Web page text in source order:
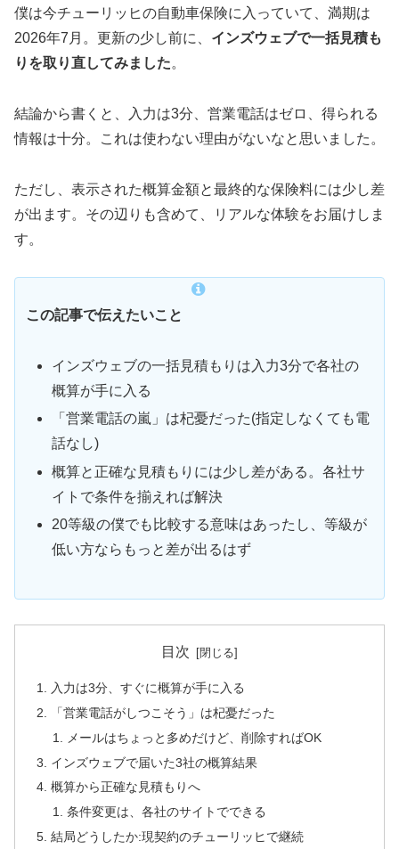
僕は今チューリッヒの自動車保険に入っていて、満期は
2026年7月。更新の少し前に、 インズウェブで一括見積も
りを取り直してみました。
結論から書くと、入力は3分、営業電話はゼロ、得られる
情報は十分。これは使わない理由がないなと思いました。
ただし、表示された概算金額と最終的な保険料には少し差
が出ます。その辺りも含めて、リアルな体験をお届けしま
す。
この記事で伝えたいこと
インズウェブの一括見積もりは入力3分で各社の
概算が手に入る
「営業電話の嵐」は杞憂だった(指定しなくても電
話なし)
概算と正確な見積もりには少し差がある。各社サ
イトで条件を揃えれば解決
20等級の僕でも比較する意味はあったし、等級が
低い方ならもっと差が出るはず
目次
入力は3分、すぐに概算が手に入る
「営業電話がしつこそう」は杞憂だった
メールはちょっと多めだけど、削除すればOK
インズウェブで届いた3社の概算結果
概算から正確な見積もりへ
条件変更は、各社のサイトでできる
結局どうしたか:現契約のチューリッヒで継続